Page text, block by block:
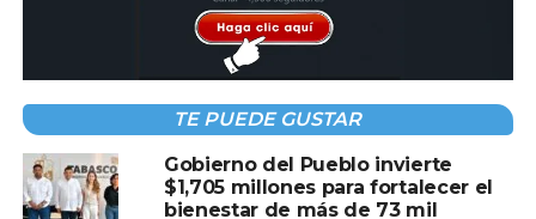
Compartir en:
TEMAS RELACIONADOS: CARLOS GREEN
GOBIERNO
TE PUEDE GUSTAR
Gobierno del Pueblo invierte
$1,705 millones para fortalecer el
bienestar de más de 73 mil